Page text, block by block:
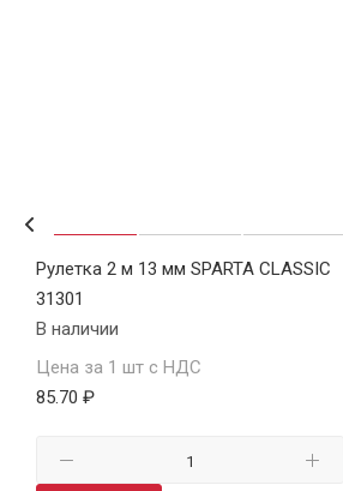
Рулетка 2 м 13 мм SPARTA CLASSIC
31301
В наличии
Цена за 1 шт с НДС
85.70 ₽